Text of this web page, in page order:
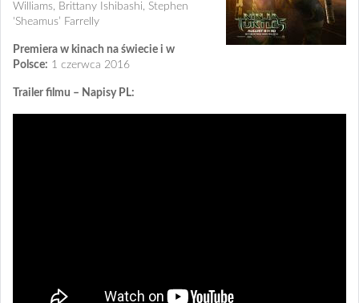
Williams, Brittany Ishibashi, Stephen
'Sheamus’ Farrelly
Premiera w kinach na świecie i w
Polsce: 1 czerwca 2016
Trailer filmu – Napisy PL: